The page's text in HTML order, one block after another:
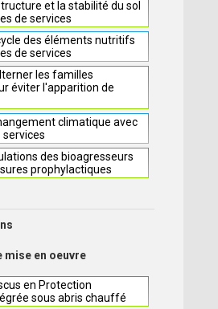
et la stabilité du sol
de services
des éléments nutritifs
de services
les familles
éviter l'apparition de
climatique avec
services
des bioagresseurs
prophylactiques
mise en oeuvre
en Protection
sous abris chauffé